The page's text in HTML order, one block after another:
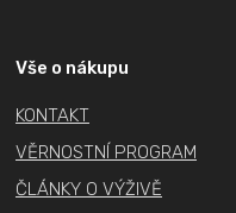
Vše o nákupu
KONTAKT
VĚRNOSTNÍ PROGRAM
ČLÁNKY O VÝŽIVĚ